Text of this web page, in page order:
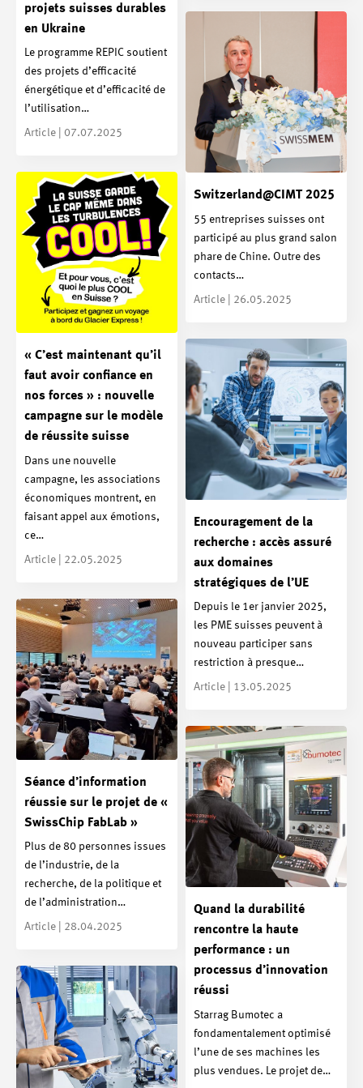
projets suisses durables
en Ukraine
Le programme REPIC soutient
des projets d’efficacité
énergétique et d’efficacité de
l’utilisation…
Article | 07.07.2025
Switzerland@CIMT 2025
55 entreprises suisses ont
participé au plus grand salon
phare de Chine. Outre des
contacts…
Article | 26.05.2025
« C’est maintenant qu’il
faut avoir confiance en
nos forces » : nouvelle
campagne sur le modèle
de réussite suisse
Dans une nouvelle
campagne, les associations
économiques montrent, en
faisant appel aux émotions,
ce…
Article | 22.05.2025
Encouragement de la
recherche : accès assuré
aux domaines
stratégiques de l’UE
Depuis le 1er janvier 2025,
les PME suisses peuvent à
nouveau participer sans
restriction à presque…
Article | 13.05.2025
Séance d’information
réussie sur le projet de «
SwissChip FabLab »
Plus de 80 personnes issues
de l’industrie, de la
recherche, de la politique et
de l’administration…
Article | 28.04.2025
Quand la durabilité
rencontre la haute
performance : un
processus d’innovation
réussi
Starrag Bumotec a
fondamentalement optimisé
l’une de ses machines les
plus vendues. Le projet de…